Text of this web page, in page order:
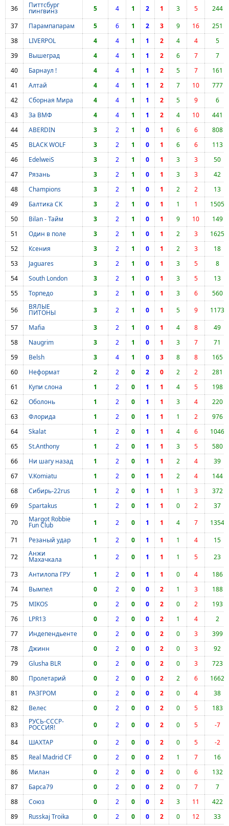
36
Питтсбург
пингвинз 5 4 1 2 1 3 5
244
37
Парампапарам 5 6 1 2 3 9 16
251
38
LIVERPOL 4 4 1 1 2 4 4
5
39
Вышеград 4 4 1 1 2 6 7
7
40
Барнаул ! 4 4 1 1 2 5 7
161
41
Алтай 4 4 1 1 2 7 10
777
42
Сборная Мира 4 4 1 1 2 5 9
6
43
За ВМФ 4 4 1 1 2 4 10
441
44
ABERDIN 3 2 1 0 1 6 6
808
45
BLACK WOLF 3 2 1 0 1 6 6
113
46
EdelweiS 3 2 1 0 1 3 3
50
47
Рязань 3 2 1 0 1 3 3
42
48
Champions 3 2 1 0 1 2 2
13
49
Балтика СК 3 2 1 0 1 1 1
1505
50
Bilan - Тайм 3 2 1 0 1 9 10
149
51
Один в поле 3 2 1 0 1 2 3
1625
52
Ксения 3 2 1 0 1 2 3
18
53
Jaguares 3 2 1 0 1 3 5
8
54
South London 3 2 1 0 1 3 5
13
55
Торпедо 3 2 1 0 1 3 6
560
56
ВЯЛЫЕ
ПИТОНЫ 3 2 1 0 1 5 9
1173
57
Mafia 3 2 1 0 1 4 8
49
58
Naugrim 3 2 1 0 1 3 7
71
59
Belsh 3 4 1 0 3 8 8
165
60
Неформат 2 2 0 2 0 2 2
281
61
Купи слона 1 2 0 1 1 4 5
198
62
Оболонь 1 2 0 1 1 3 4
220
63
Флорида 1 2 0 1 1 1 2
976
64
Skalat 1 2 0 1 1 4 6
1046
65
St.Anthony 1 2 0 1 1 3 5
580
66
Ни шагу назад 1 2 0 1 1 2 4
39
67
V.Komiatu 1 2 0 1 1 2 4
144
68
Сибирь-22rus 1 2 0 1 1 1 3
372
69
Spartakus 1 2 0 1 1 0 2
37
70
Margot Robbie
Fun Club 1 2 0 1 1 4 7
1354
71
Резаный удар 1 2 0 1 1 1 4
15
72
Анжи
Махачкала 1 2 0 1 1 1 5
23
73
Антилопа ГРУ 1 2 0 1 1 0 4
186
74
Вымпел 0 2 0 0 2 1 3
188
75
MIKOS 0 2 0 0 2 0 2
193
76
LPR13 0 2 0 0 2 1 4
2
77
Индепендьенте 0 2 0 0 2 0 3
399
78
Джинн 0 2 0 0 2 0 3
92
79
Glusha BLR 0 2 0 0 2 0 3
723
80
Пролетарий 0 2 0 0 2 2 6
1662
81
РАЗГРОМ 0 2 0 0 2 0 4
38
82
Велес 0 2 0 0 2 0 5
183
83
РУСЬ-СССР-
РОССИЯ! 0 2 0 0 2 0 5
-7
84
ШАХТАР 0 2 0 0 2 0 5
-2
85
Real Madrid CF 0 2 0 0 2 1 7
16
86
Милан 0 2 0 0 2 0 6
132
87
Барса79 0 2 0 0 2 0 7
7
88
Союз 0 2 0 0 2 3 11
422
89
Russkaj Troika 0 2 0 0 2 0 12 33